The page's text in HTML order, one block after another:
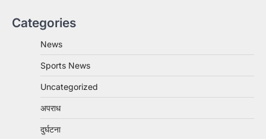
Categories
News
Sports News
Uncategorized
अपराध
दुर्घटना